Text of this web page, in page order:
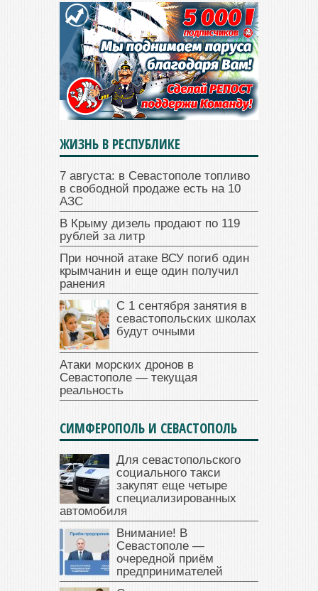
ЖИЗНЬ В РЕСПУБЛИКЕ
7 августа: в Севастополе топливо
в свободной продаже есть на 10
АЗС
В Крыму дизель продают по 119
рублей за литр
При ночной атаке ВСУ погиб один
крымчанин и еще один получил
ранения
С 1 сентября занятия в
севастопольских школах
будут очными
Атаки морских дронов в
Севастополе — текущая
реальность
СИМФЕРОПОЛЬ И СЕВАСТОПОЛЬ
Для севастопольского
социального такси
закупят еще четыре
специализированных
автомобиля
Внимание! В
Севастополе —
очередной приём
предпринимателей